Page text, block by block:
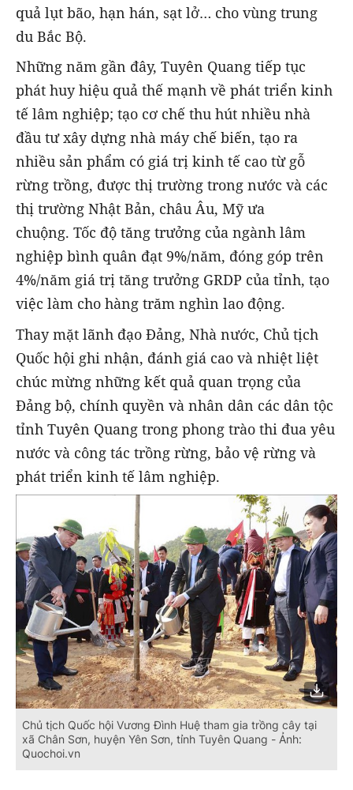
quả lụt bão, hạn hán, sạt lở… cho vùng trung
du Bắc Bộ.
Những năm gần đây, Tuyên Quang tiếp tục
phát huy hiệu quả thế mạnh về phát triển kinh
tế lâm nghiệp; tạo cơ chế thu hút nhiều nhà
đầu tư xây dựng nhà máy chế biến, tạo ra
nhiều sản phẩm có giá trị kinh tế cao từ gỗ
rừng trồng, được thị trường trong nước và các
thị trường Nhật Bản, châu Âu, Mỹ ưa
chuộng. Tốc độ tăng trưởng của ngành lâm
nghiệp bình quân đạt 9%/năm, đóng góp trên
4%/năm giá trị tăng trưởng GRDP của tỉnh, tạo
việc làm cho hàng trăm nghìn lao động.
Thay mặt lãnh đạo Đảng, Nhà nước, Chủ tịch
Quốc hội ghi nhận, đánh giá cao và nhiệt liệt
chúc mừng những kết quả quan trọng của
Đảng bộ, chính quyền và nhân dân các dân tộc
tỉnh Tuyên Quang trong phong trào thi đua yêu
nước và công tác trồng rừng, bảo vệ rừng và
phát triển kinh tế lâm nghiệp.
Chủ tịch Quốc hội Vương Đình Huệ tham gia trồng cây tại
xã Chân Sơn, huyện Yên Sơn, tỉnh Tuyên Quang - Ảnh:
Quochoi.vn